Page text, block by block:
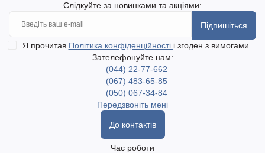
Слідкуйте за новинками та акціями:
Підпишіться
Я прочитав Політика конфіденційності і згоден з вимогами
Зателефонуйте нам:
(044) 22-77-662
(067) 483-65-85
(050) 067-34-84
Передзвоніть мені
До контактів
Час роботи